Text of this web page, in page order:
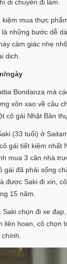
di chuyển đi làm.
kiệm mua thực
là những bước dễ
cảm giác nhẹ
dịch.
ngày
Bondanza mà
xôn xao về câu
cô gái Nhật Bản
(33 tuổi) ở
gái tiết kiệm nhất
mua 3 căn nhà
gái đã phải sống
được Saki đi xin,
15 năm.
Saki chọn đi xe
liên hoan, cô chọn
chính.